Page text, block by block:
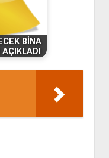
BİNA